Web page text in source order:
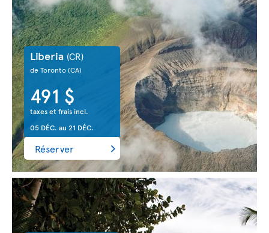
Liberia (CR)
de Toronto(CA)
491 $
taxes et frais incl.
05 DÉC. au 21 DÉC.
Réserver